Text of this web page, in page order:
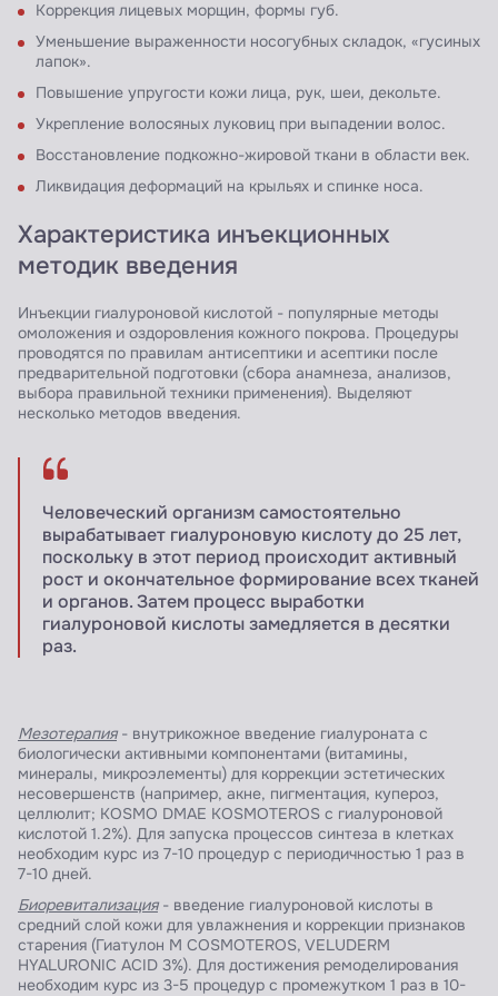
Коррекция лицевых морщин, формы губ.
Уменьшение выраженности носогубных складок, «гусиных
лапок».
Повышение упругости кожи лица, рук, шеи, декольте.
Укрепление волосяных луковиц при выпадении волос.
Восстановление подкожно-жировой ткани в области век.
Ликвидация деформаций на крыльях и спинке носа.
Характеристика инъекционных
методик введения
Инъекции гиалуроновой кислотой - популярные методы
омоложения и оздоровления кожного покрова. Процедуры
проводятся по правилам антисептики и асептики после
предварительной подготовки (сбора анамнеза, анализов,
выбора правильной техники применения). Выделяют
несколько методов введения.
Человеческий организм самостоятельно
вырабатывает гиалуроновую кислоту до 25 лет,
поскольку в этот период происходит активный
рост и окончательное формирование всех тканей
и органов. Затем процесс выработки
гиалуроновой кислоты замедляется в десятки
раз.
Мезотерапия- внутрикожное введение гиалуроната с
биологически активными компонентами (витамины,
минералы, микроэлементы) для коррекции эстетических
несовершенств (например, акне, пигментация, купероз,
целлюлит; KOSMO DMAE KOSMOTEROS с гиалуроновой
кислотой 1.2%). Для запуска процессов синтеза в клетках
необходим курс из 7-10 процедур с периодичностью 1 раз в
7-10 дней.
Биоревитализация- введение гиалуроновой кислоты в
средний слой кожи для увлажнения и коррекции признаков
старения (Гиатулон М COSMOTEROS, VELUDERM
HYALURONIC ACID 3%). Для достижения ремоделирования
необходим курс из 3-5 процедур с промежутком 1 раз в 10-